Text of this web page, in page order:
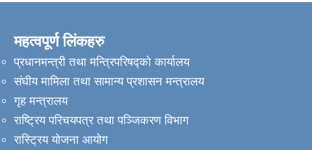
महत्वपूर्ण लिंकहरु
प्रधानमन्त्री तथा मन्त्रिपरिषद्को कार्यालय
संघीय मामिला तथा सामान्य प्रशासन मन्त्रालय
गृह मन्त्रालय
राष्ट्रिय परिचयपत्र तथा पञ्जिकरण विभाग
रास्ट्रिय योजना आयोग